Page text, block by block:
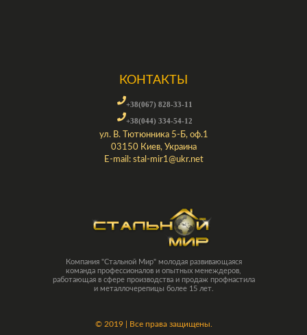
КОНТАКТЫ
+38(067) 828-33-11
+38(044) 334-54-12
ул. В. Тютюнника 5-Б, оф.1
03150 Киев, Украина
E-mail: stal-mir1@ukr.net
Компания "Стальной Мир" молодая развивающаяся
команда профессионалов и опытных менеждеров,
работающая в сфере производства и продаж профнастила
и металлочерепицы более 15 лет.
© 2019 | Все права защищены.